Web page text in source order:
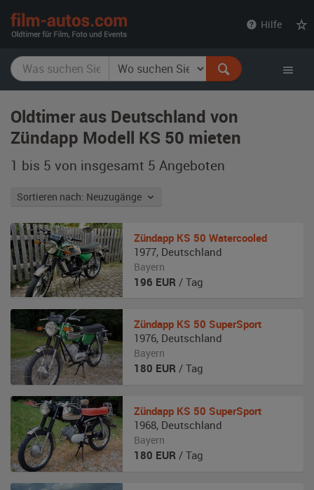
Hilfe
Oldtimer aus Deutschland von
Zündapp Modell KS 50 mieten
1 bis 5 von insgesamt 5 Angeboten
Sortieren nach: Neuzugänge
Zündapp KS 50 Watercooled
1977, Deutschland
Bayern
196 EUR / Tag
Zündapp KS 50 SuperSport
1976, Deutschland
Bayern
180 EUR / Tag
Zündapp KS 50 SuperSport
1968, Deutschland
Bayern
180 EUR / Tag